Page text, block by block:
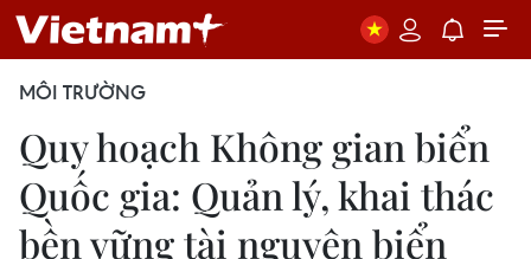
MÔI TRƯỜNG
Quy hoạch Không gian biển
Quốc gia: Quản lý, khai thác
bền vững tài nguyên biển